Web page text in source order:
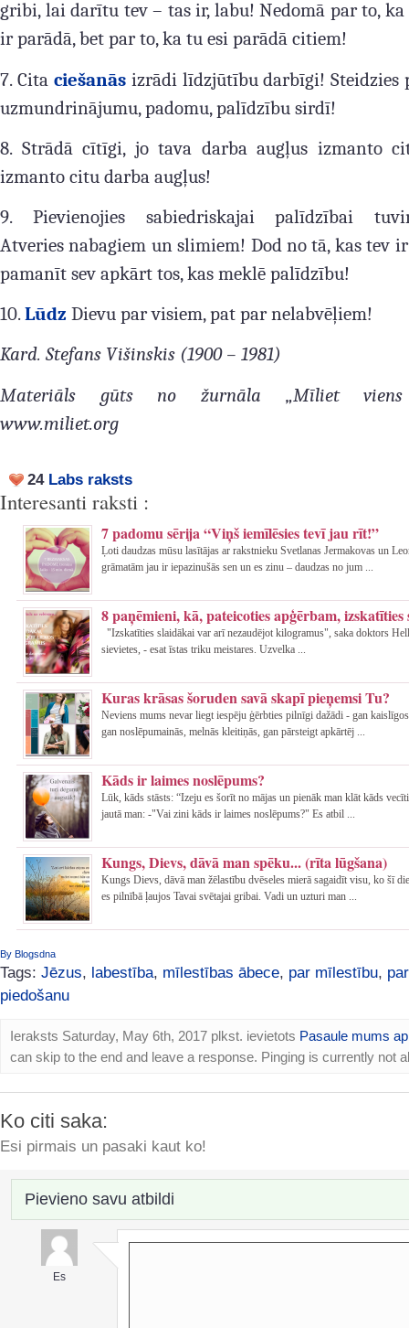
gribi, lai darītu tev – tas ir, labu! Nedomā par to, ka
ir parādā, bet par to, ka tu esi parādā citiem!
7. Cita ciešanāsizrādi līdzjūtību darbīgi! Steidzies
uzmundrinājumu, padomu, palīdzību sirdī!
8. Strādā cītīgi, jo tava darba augļus izmanto
izmanto citu darba augļus!
9. Pievienojies sabiedriskajai palīdzībai
Atveries nabagiem un slimiem! Dod no tā, kas tev
pamanīt sev apkārt tos, kas meklē palīdzību!
10.Lūdz Dievu par visiem, pat par nelabvēļiem!
Kard. Stefans Višinskis (1900 – 1981)
Materiāls gūts no žurnāla „Mīliet viens
www.miliet.org
24 Labs raksts
Interesanti raksti :
7 padomu sērija “Viņš iemīlēsies tevī jau rīt!”
Ļoti daudzas mūsu lasītājas ar rakstnieku Svetlanas Jermakovas un
grāmatām jau ir iepazinušās sen un es zinu – daudzas no jum ...
8 paņēmieni, kā, pateicoties apģērbam,
"Izskatīties slaidākai var arī nezaudējot kilogramus", saka doktors
sievietes, - esat īstas triku meistares. Uzvelka ...
Kuras krāsas šoruden savā skapī pieņemsi Tu?
Neviens mums nevar liegt iespēju ģērbties pilnīgi dažādi - gan
gan noslēpumainās, melnās kleitiņās, gan pārsteigt apkārtēj ...
Kāds ir laimes noslēpums?
Lūk, kāds stāsts: “Izeju es šorīt no mājas un pienāk man klāt kāds
jautā man: -"Vai zini kāds ir laimes noslēpums?" Es atbil ...
Kungs, Dievs, dāvā man spēku... (rīta lūgšana)
Kungs Dievs, dāvā man žēlastību dvēseles mierā sagaidīt visu, ko šī
es pilnībā ļaujos Tavai svētajai gribai. Vadi un uzturi man ...
By Blogsdna
Tags: Jēzus, labestība, mīlestības ābece, par mīlestību, par
piedošanu
Ieraksts Saturday, May 6th, 2017 plkst. ievietots Pasaule mums
can skip to the end and leave a response. Pinging is currently not
Ko citi saka:
Esi pirmais un pasaki kaut ko!
Pievieno savu atbildi
Es